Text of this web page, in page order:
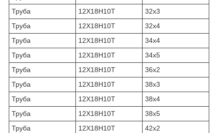
Труба
12Х18Н10Т
32х3
Труба
12Х18Н10Т
32х4
Труба
12Х18Н10Т
34х4
Труба
12Х18Н10Т
34х5
Труба
12Х18Н10Т
36х2
Труба
12Х18Н10Т
38х3
Труба
12Х18Н10Т
38х4
Труба
12Х18Н10Т
38х5
Труба
12Х18Н10Т
42х2